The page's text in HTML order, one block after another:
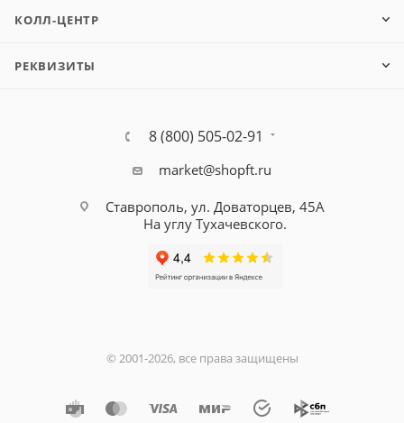
КОЛЛ-ЦЕНТР
РЕКВИЗИТЫ
8 (800) 505-02-91
market@shopft.ru
Ставрополь, ул. Доваторцев, 45А
На углу Тухачевского.
© 2001-2026, все права защищены